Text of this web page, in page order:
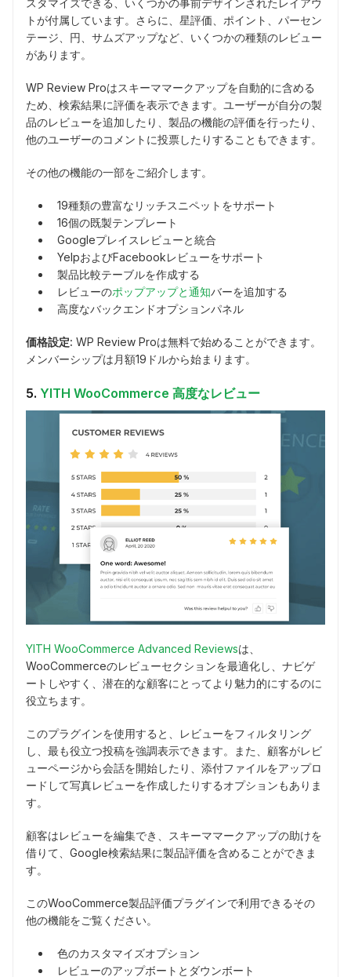
トが付属しています。さらに、星評価、ポイント、パーセン
テージ、円、サムズアップなど、いくつかの種類のレビュー
があります。
WP Review Proはスキーママークアップを自動的に含める
ため、検索結果に評価を表示できます。ユーザーが自分の製
品のレビューを追加したり、製品の機能の評価を行ったり、
他のユーザーのコメントに投票したりすることもできます。
その他の機能の一部をご紹介します。
19種類の豊富なリッチスニペットをサポート
16個の既製テンプレート
Googleプレイスレビューと統合
YelpおよびFacebookレビューをサポート
製品比較テーブルを作成する
レビューのポップアップと通知バーを追加する
高度なバックエンドオプションパネル
価格設定: WP Review Proは無料で始めることができます。
メンバーシップは月額19ドルから始まります。
5. YITH WooCommerce 高度なレビュー
YITH WooCommerce Advanced Reviewsは、
WooCommerceのレビューセクションを最適化し、ナビゲ
ートしやすく、潜在的な顧客にとってより魅力的にするのに
役立ちます。
このプラグインを使用すると、レビューをフィルタリング
し、最も役立つ投稿を強調表示できます。また、顧客がレビ
ューページから会話を開始したり、添付ファイルをアップロ
ードして写真レビューを作成したりするオプションもありま
す。
顧客はレビューを編集でき、スキーママークアップの助けを
借りて、Google検索結果に製品評価を含めることができま
す。
このWooCommerce製品評価プラグインで利用できるその
他の機能をご覧ください。
色のカスタマイズオプション
レビューのアップボートとダウンボート